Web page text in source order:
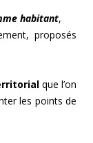
habitant,
proposés
que l’on
les points de